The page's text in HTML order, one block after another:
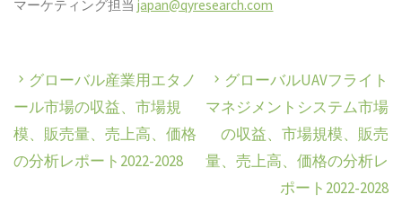
マーケティング担当japan@qyresearch.com
グローバル産業用エタノ
ール市場の収益、市場規
模、販売量、売上高、価格
の分析レポート2022-2028
グローバルUAVフライト
マネジメントシステム市場
の収益、市場規模、販売
量、売上高、価格の分析レ
ポート2022-2028